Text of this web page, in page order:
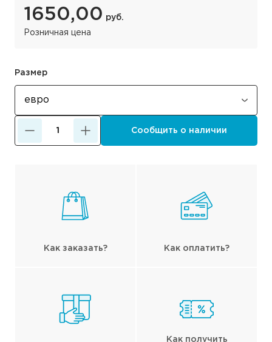
1650,00 руб.
Розничная цена
Размер
Сообщить о наличии
Как заказать? Как оплатить?
Как получить